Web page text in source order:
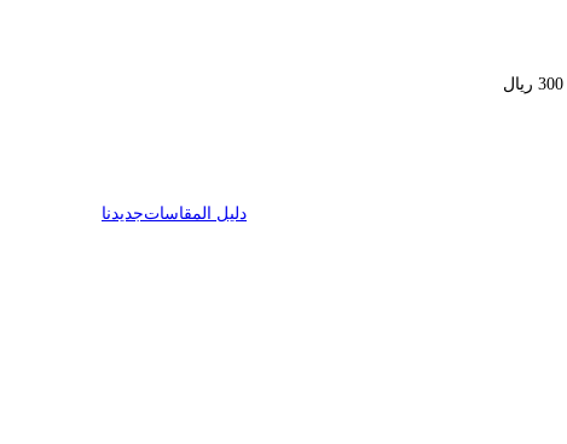
دليل المقاساتجديدنا